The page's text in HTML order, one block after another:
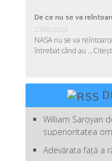
De ce nu se va
27/06/2025
NASA nu se va
întrebat când au …
William Saroyan
superioritatea
Adevărata față a